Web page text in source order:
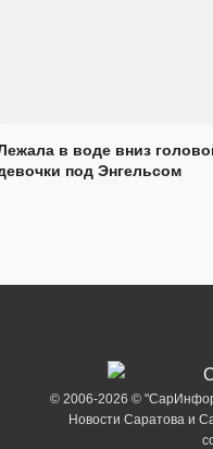
в воде вниз
под Энгельсом
© 2006-2026 ©
Новости Саратова и